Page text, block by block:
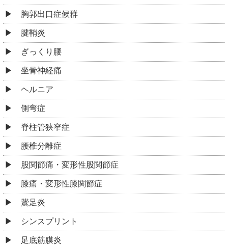
胸郭出口症候群
腱鞘炎
ぎっくり腰
坐骨神経痛
ヘルニア
側弯症
脊柱管狭窄症
腰椎分離症
股関節痛・変形性股関節症
膝痛・変形性膝関節症
鵞足炎
シンスプリント
足底筋膜炎